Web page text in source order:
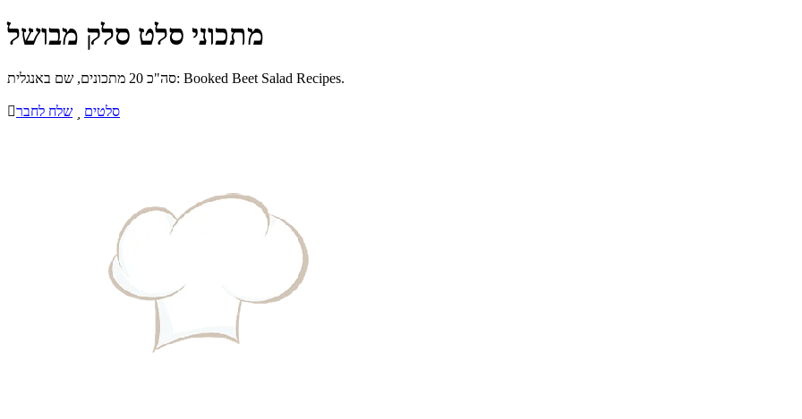
מתכוני סלט סלק מבושל
סה"כ 20 מתכונים, שם באנגלית: Booked Beet Salad Recipes.
שלח לחבר סלטים